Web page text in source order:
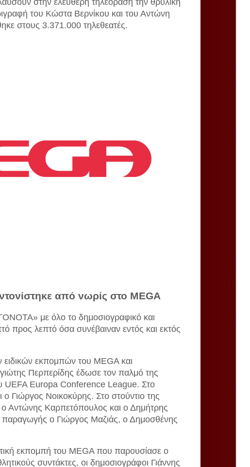
του Κώστα Βερνίκου και του Αντώνη
στους 3.371.000 τηλεθεατές.
από νωρίς στο MEGA
με όλο το δημοσιογραφικό και
προς λεπτό όσα συνέβαιναν εντός και εκτός
εκπομπών του MEGA και
Περπερίδης έδωσε τον παλμό της
UEFA Europa Conference League. Στο
Γιώργος Νοικοκύρης. Στο στούντιο της
Αντώνης Καρπετόπουλος και ο Δημήτρης
ο Γιώργος Μαζιάς, ο Δημοσθένης
εκπομπή του MEGA που παρουσίασε ο
συντάκτες, οι δημοσιογράφοι Γιάννης